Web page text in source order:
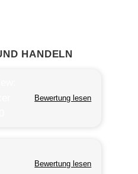
HANDELN
Bewertung lesen
Bewertung lesen